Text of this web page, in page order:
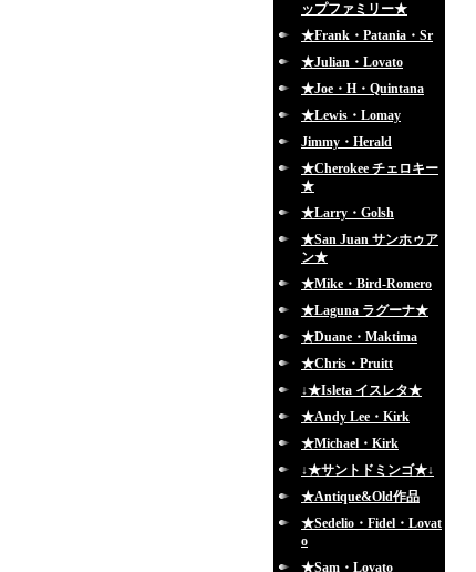
ップファミリー★
★Frank・Patania・Sr
★Julian・Lovato
★Joe・H・Quintana
★Lewis・Lomay
Jimmy・Herald
★Cherokee チェロキー
★
★Larry・Golsh
★San Juan サンホゥア
ン★
★Mike・Bird-Romero
★Laguna ラグーナ★
★Duane・Maktima
★Chris・Pruitt
↓★Isleta イスレタ★
★Andy Lee・Kirk
★Michael・Kirk
↓★サントドミンゴ★↓
★Antique&Old作品
★Sedelio・Fidel・Lovat
o
★Sam・Lovato